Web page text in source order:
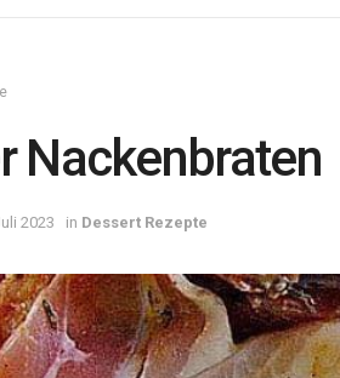
Nackenbraten
2023 in Dessert Rezepte